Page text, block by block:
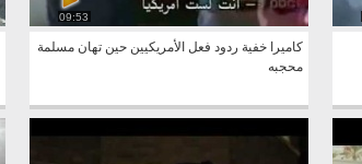
09:53
كاميرا خفية ردود فعل الأمريكيين حين تهان مسلمة
محجبه